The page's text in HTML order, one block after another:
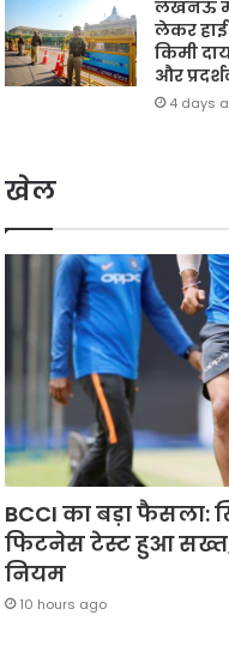
लखनऊ में
लेकर
किमी
और
4 days
खेल
BCCI का बड़ा फैसला:
फिटनेस टेस्ट हुआ
नियम
10 hours ago